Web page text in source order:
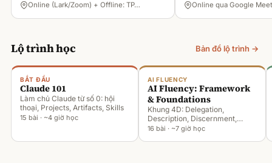
Online (Lark/Zoom) + Offline: TP… Online qua Google Meet
Lộ trình học Bản đồ lộ trình →
BẮT ĐẦU
Claude 101
Làm chủ Claude từ số 0: hội
thoại, Projects, Artifacts, Skills
15 bài · ~4 giờ học
AI FLUENCY
AI Fluency: Framework
& Foundations
Khung 4D: Delegation,
Description, Discernment,
Diligence
16 bài · ~7 giờ học